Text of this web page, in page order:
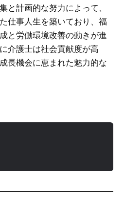
と計画的な努力によって、
仕事人生を築いており、福
と労働環境改善の動きが進
介護士は社会貢献度が高
長機会に恵まれた魅力的な